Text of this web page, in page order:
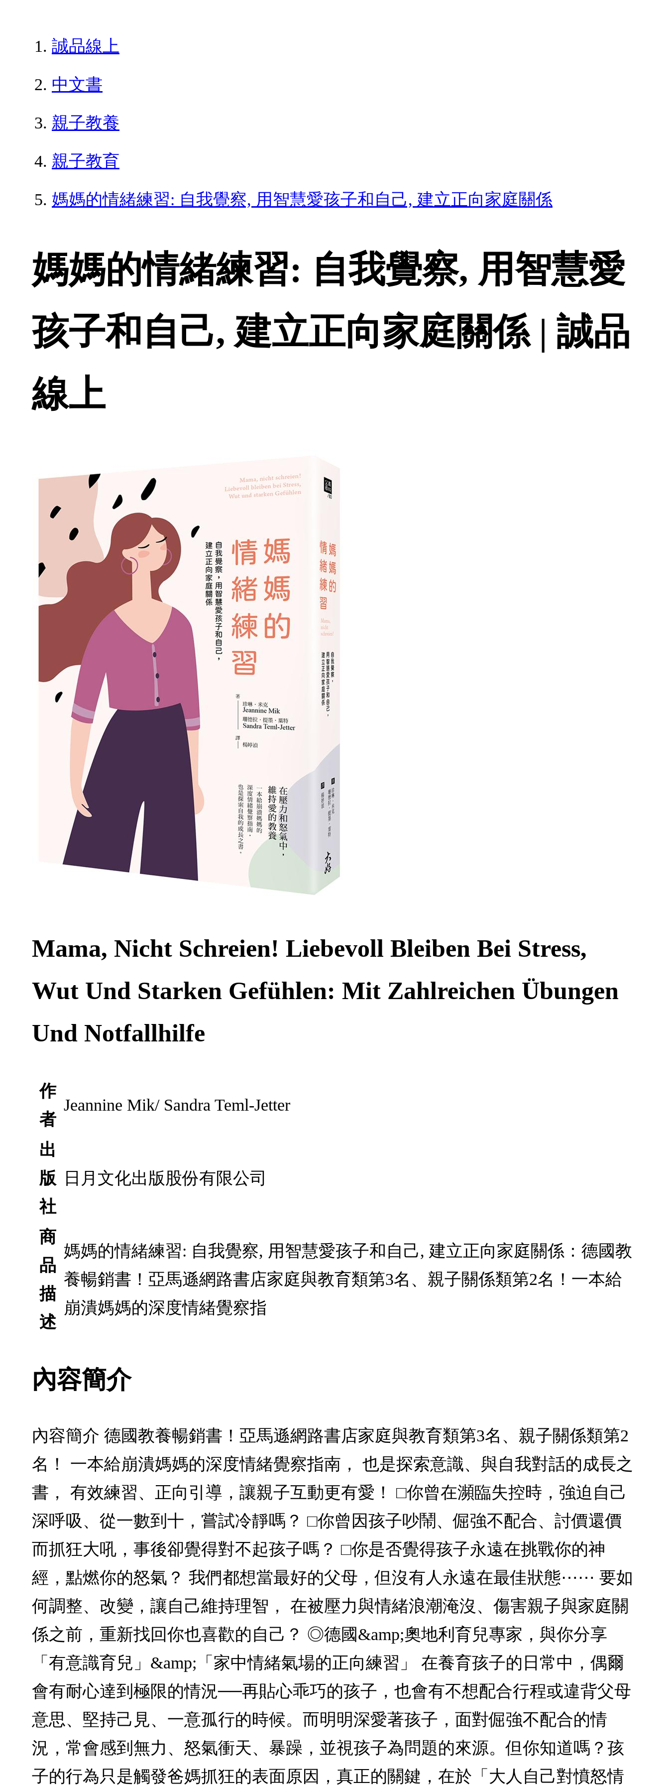
誠品線上
中文書
親子教養
親子教育
媽媽的情緒練習: 自我覺察, 用智慧愛孩子和自己, 建立正向家庭關係
媽媽的情緒練習: 自我覺察, 用智慧愛
孩子和自己, 建立正向家庭關係 | 誠品
線上
Mama, Nicht Schreien! Liebevoll Bleiben Bei Stress,
Wut Und Starken Gefühlen: Mit Zahlreichen Übungen
Und Notfallhilfe
作
者
Jeannine Mik/ Sandra Teml-Jetter
出
版
社
日月文化出版股份有限公司
商
品
描
述
媽媽的情緒練習: 自我覺察, 用智慧愛孩子和自己, 建立正向家庭關係：德國教
養暢銷書！亞馬遜網路書店家庭與教育類第3名、親子關係類第2名！一本給
崩潰媽媽的深度情緒覺察指
內容簡介
內容簡介 德國教養暢銷書！亞馬遜網路書店家庭與教育類第3名、親子關係類第2
名！ 一本給崩潰媽媽的深度情緒覺察指南， 也是探索意識、與自我對話的成長之
書， 有效練習、正向引導，讓親子互動更有愛！ □你曾在瀕臨失控時，強迫自己
深呼吸、從一數到十，嘗試冷靜嗎？ □你曾因孩子吵鬧、倔強不配合、討價還價
而抓狂大吼，事後卻覺得對不起孩子嗎？ □你是否覺得孩子永遠在挑戰你的神
經，點燃你的怒氣？ 我們都想當最好的父母，但沒有人永遠在最佳狀態⋯⋯ 要如
何調整、改變，讓自己維持理智， 在被壓力與情緒浪潮淹沒、傷害親子與家庭關
係之前，重新找回你也喜歡的自己？ ◎德國&amp;奧地利育兒專家，與你分享
「有意識育兒」&amp;「家中情緒氣場的正向練習」 在養育孩子的日常中，偶爾
會有耐心達到極限的情況──再貼心乖巧的孩子，也會有不想配合行程或違背父母
意思、堅持己見、一意孤行的時候。而明明深愛著孩子，面對倔強不配合的情
況，常會感到無力、怒氣衝天、暴躁，並視孩子為問題的來源。但你知道嗎？孩
子的行為只是觸發爸媽抓狂的表面原因，真正的關鍵，在於「大人自己對憤怒情